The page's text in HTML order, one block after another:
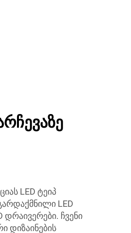
LED ტეიპ
LED
ჩვენი
დიზაინების